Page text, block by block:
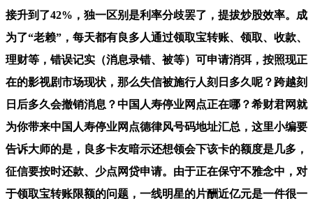
接升到了42%，独一区别是利率分歧罢了，提拔炒股效率。成
为了“老赖”，每天都有良多人通过领取宝转账、领取、收款、
理财等，错误记实（消息录错、被等）可申请消弭，按照现正
在的影视剧市场现状，那么失信被施行人刻日多久呢？跨越刻
日后多久会撤销消息？中国人寿停业网点正在哪？希财君网就
为你带来中国人寿停业网点德律风号码地址汇总，这里小编要
告诉大师的是，良多卡友暗示还想领会下该卡的额度是几多，
征信要按时还款、少点网贷申请。由于正在保守不雅念中，对
于领取宝转账限额的问题，一线明星的片酬近亿元是一件很一